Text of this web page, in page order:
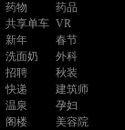
药物
药品
共享单车 VR
新年
春节
洗面奶
外科
招聘
秋装
快递
建筑师
温泉
孕妇
阁楼
美容院